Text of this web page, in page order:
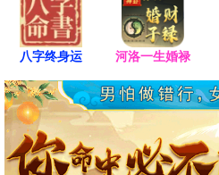
八字终身运 河洛一生婚禄